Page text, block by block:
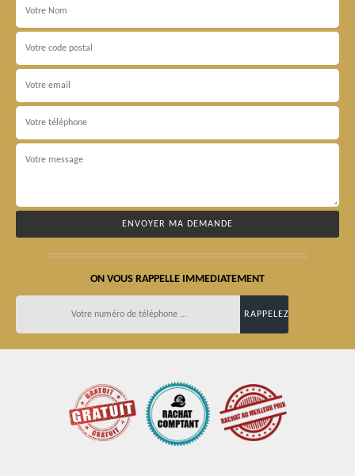
ON VOUS RAPPELLE IMMEDIATEMENT